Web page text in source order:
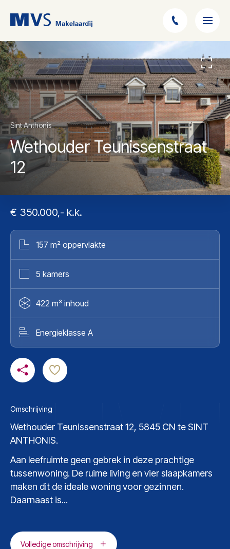
Sint Anthonis
Wethouder Teunissenstraat
12
€ 350.000,- k.k.
157 m² oppervlakte
5 kamers
422 m³ inhoud
Energieklasse A
Omschrijving
Wethouder Teunissenstraat 12, 5845 CN te SINT
ANTHONIS.
Aan leefruimte geen gebrek in deze prachtige
tussenwoning. De ruime living en vier slaapkamers
maken dit de ideale woning voor gezinnen.
Daarnaast is...
Volledige omschrijving